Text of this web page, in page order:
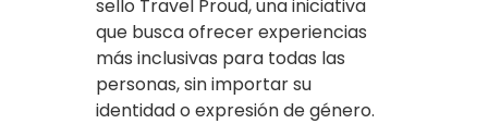
sello Travel Proud, una iniciativa
que busca ofrecer experiencias
más inclusivas para todas las
personas, sin importar su
identidad o expresión de género.